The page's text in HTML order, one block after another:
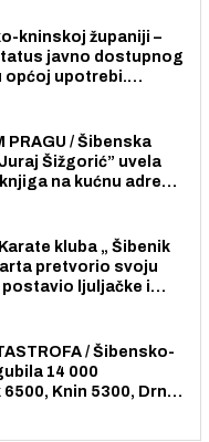
kninskoj županiji –
javno dostupnog
općoj upotrebi.
PRAGU / Šibenska
Šižgorić” uvela
na kućnu adresu
kluba „ Šibenik
pretvorio svoju
ljuljačke i
/ Šibensko-
14 000
Knin 5300, Drniš